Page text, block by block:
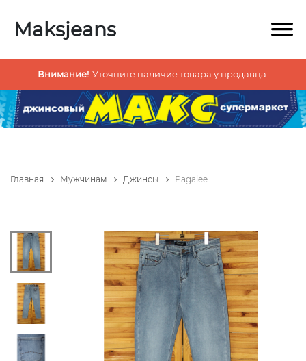
Maksjeans
Внимание! Уточните наличие товара у продавца.
Главная Мужчинам Джинсы Pagalee